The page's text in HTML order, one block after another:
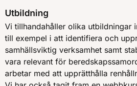
Utbildning
Vi tillhandahåller olika utbildningar
till exempel i att identifiera och
samhällsviktig verksamhet samt
vara relevant för
arbetar med att upprätthålla